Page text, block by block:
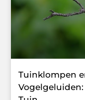
Tuinklompen